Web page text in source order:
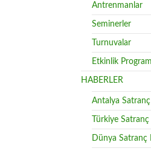
Antrenmanlar
Seminerler
Turnuvalar
Etkinlik
HABERLER
Antalya
Türkiye
Dünya Satranç